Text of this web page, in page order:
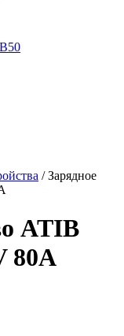
/Зарядное
ATIB
80A